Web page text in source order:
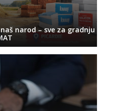
narod – sve za gradnju